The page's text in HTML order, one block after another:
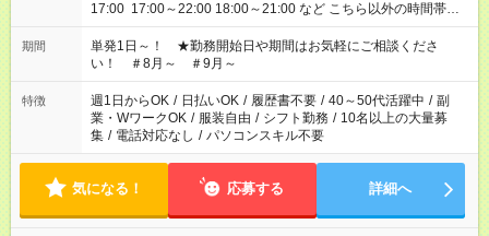
17:00 17:00～22:00 18:00～21:00 など こちら以外の時間帯も
お気軽にご相談ください！
期間
単発1日～！ ★勤務開始日や期間はお気軽にご相談くださ
い！ ＃8月～ ＃9月～
特徴 週1日からOK / 日払いOK / 履歴書不要 / 40～50代活躍中 / 副
業・WワークOK / 服装自由 / シフト勤務 / 10名以上の大量募
集 / 電話対応なし / パソコンスキル不要
気になる！ 応募する 詳細へ